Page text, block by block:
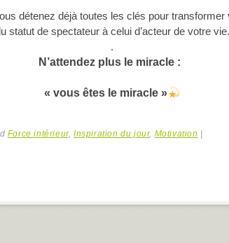
détenez déjà toutes les clés pour
statut de spectateur à celui d’acteur de votre vie.
.
N’attendez plus le miracle :
« vous êtes le miracle »
Force intérieur,Inspiration du jour, Motivation